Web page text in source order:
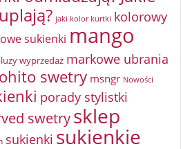
jaki kolor kurtki kolorowy
sukienki mango
wyprzedaż markowe ubrania
swetry msngr Nowości
porady stylistki
swetrysklep
sukienki sukienkie